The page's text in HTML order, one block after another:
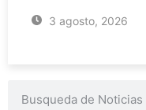
3 agosto, 2026